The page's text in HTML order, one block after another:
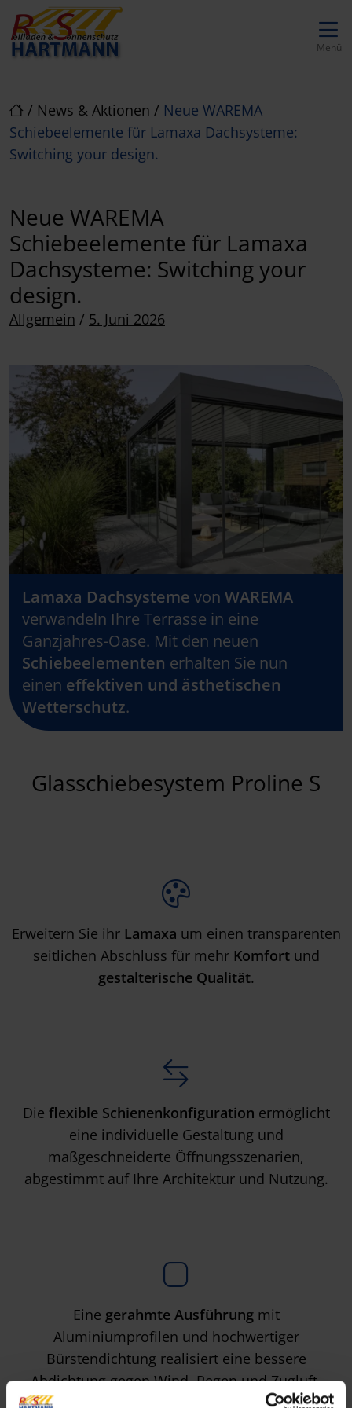
zur Top-Navigation
zur Hauptnavigation
Inhalt springen
zum Footer
Hauptnavigation
Menü
/ News & Aktionen / Neue WAREMA
Schiebeelemente für Lamaxa Dachsysteme:
Switching your design.
Neue WAREMA
Schiebeelemente für Lamaxa
Dachsysteme: Switching your
design.
Allgemein / Posted on
5. Juni 2026
Lamaxa Dachsysteme von WAREMA
verwandeln Ihre Terrasse in eine
Ganzjahres-Oase. Mit den neuen
Schiebeelementen erhalten Sie nun
einen effektiven und ästhetischen
Wetterschutz.
Glasschiebesystem Proline S
Erweitern Sie ihr Lamaxa um einen transparenten
seitlichen Abschluss für mehr Komfortund
gestalterische Qualität.
Die flexible Schienenkonfiguration ermöglicht
eine individuelle Gestaltung und
maßgeschneiderte Öffnungsszenarien,
abgestimmt auf Ihre Architektur und Nutzung.
Eine gerahmte Ausführungmit
Aluminiumprofilen und hochwertiger
Bürstendichtung realisiert eine bessere
Abdichtung gegen Wind, Regen und Zugluft.